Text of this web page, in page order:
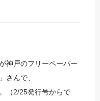
神戸のフリーペーパー
」さんで、
（2/25発行号からで